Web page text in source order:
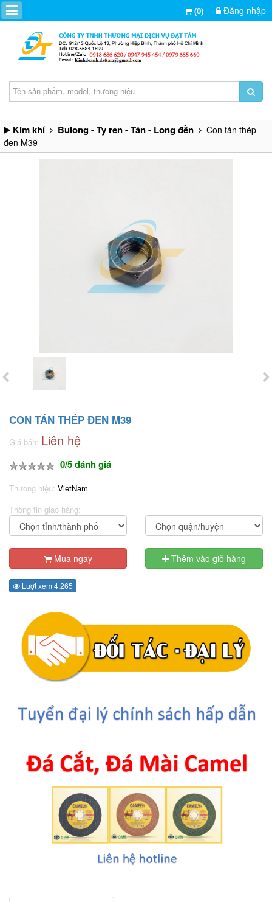
(0) Đăng nhập
Kim khí Bulong - Ty ren - Tán - Long đền
Con tán thép
đen M39
CON TÁN THÉP ĐEN M39
Giá bán: Liên hệ
0/5 đánh giá
Thương hiệu: VietNam
Thông tin giao hàng:
Mua ngay Thêm vào giỏ hàng
Lượt xem 4,265